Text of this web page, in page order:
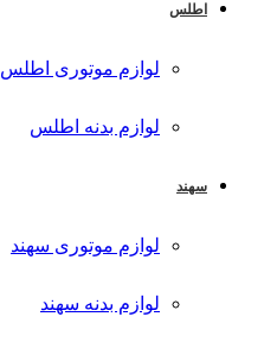
اطلس
لوازم موتوری اطلس
لوازم بدنه اطلس
سهند
لوازم موتوری سهند
لوازم بدنه سهند